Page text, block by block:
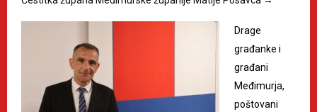
Drage
građanke i
građani
Međimurja,
poštovani